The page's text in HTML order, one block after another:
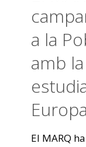
a la
amb
Europa
El MARQ